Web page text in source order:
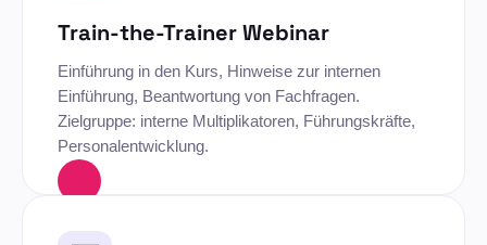
Train-the-Trainer Webinar
Einführung in den Kurs, Hinweise zur internen
Einführung, Beantwortung von Fachfragen.
Zielgruppe: interne Multiplikatoren, Führungskräfte,
Personalentwicklung.